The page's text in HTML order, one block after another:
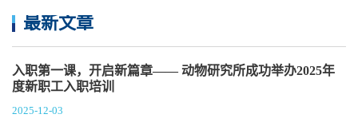
最新文章
入职第一课，开启新篇章—— 动物研究所成功举办2025年
度新职工入职培训
2025-12-03